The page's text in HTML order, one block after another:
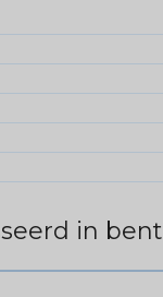
in bent